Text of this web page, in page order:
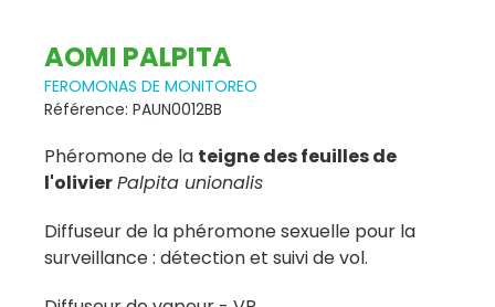
AOMI PALPITA
FEROMONAS DE MONITOREO
Référence: PAUN0012BB
Phéromone de la teigne des feuilles de
l'olivierPalpita unionalis
Diffuseur de la phéromone sexuelle pour la
surveillance : détection et suivi de vol.